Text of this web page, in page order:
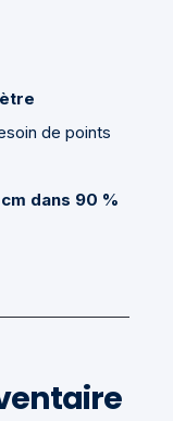
de points
dans 90 %